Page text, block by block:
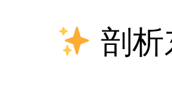
剖